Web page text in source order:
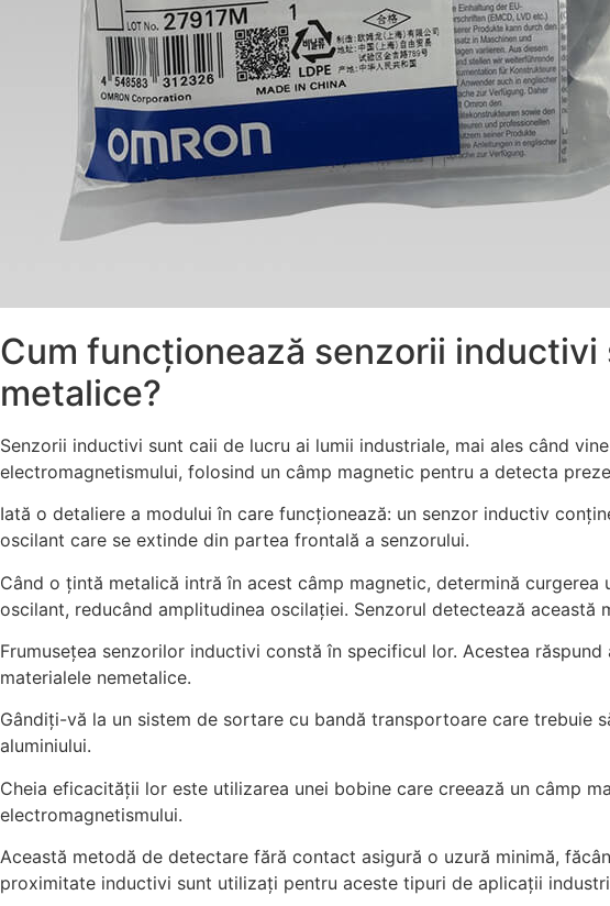
Cum funcționează senzorii
metalice?
Senzorii inductivi sunt caii de lucru ai lumii industriale, mai ales când
electromagnetismului, folosind un câmp magnetic pentru a detecta
Iată o detaliere a modului în care funcționează: un senzor inductiv
oscilant care se extinde din partea frontală a senzorului.
Când o țintă metalică intră în acest câmp magnetic, determină
oscilant, reducând amplitudinea oscilației. Senzorul detectează această
Frumusețea senzorilor inductivi constă în specificul lor. Acestea
materialele nemetalice.
Gândiți-vă la un sistem de sortare cu bandă transportoare care
aluminiului.
Cheia eficacității lor este utilizarea unei bobine care creează un câmp
electromagnetismului.
Această metodă de detectare fără contact asigură o uzură minimă,
proximitate inductivi sunt utilizați pentru aceste tipuri de aplicații